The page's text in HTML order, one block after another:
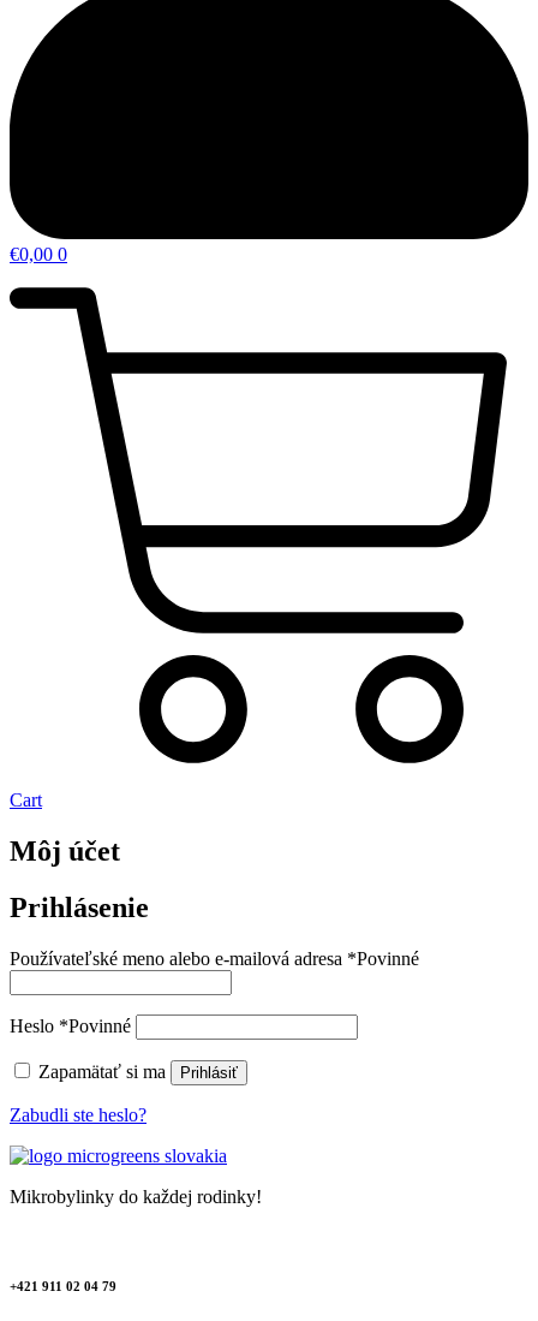
€0,00 0
Cart
Môj účet
Prihlásenie
Používateľské meno alebo e-mailová adresa *Povinné
Heslo *Povinné
Zapamätať si ma Prihlásiť
Zabudli ste heslo?
Mikrobylinky do každej rodinky!
+421 911 02 04 79